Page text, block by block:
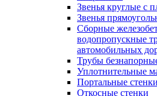
Звенья круглые с
Звенья
Сборные
водопропускные
автомобильных
Трубы
Уплотнительные
Портальные стенки
Откосные стенки